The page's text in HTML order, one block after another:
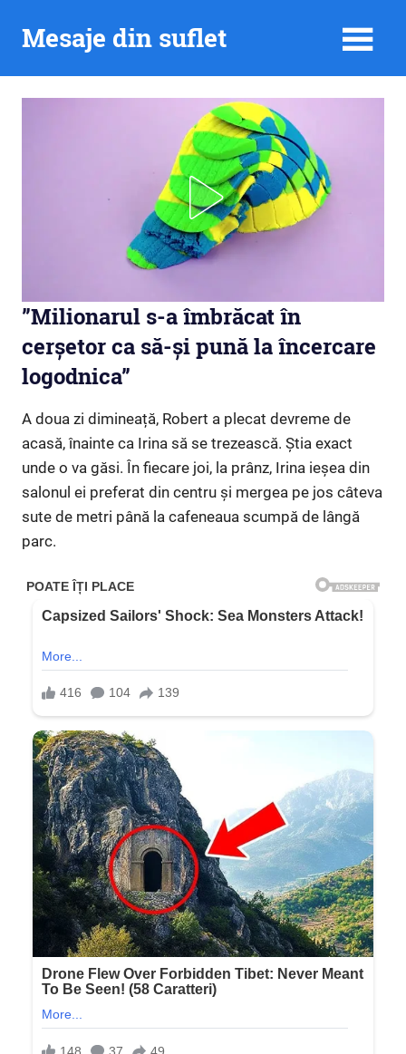
Mesaje din suflet
”Milionarul s-a îmbrăcat în
cerșetor ca să-și pună la încercare
logodnica”
A doua zi dimineață, Robert a plecat devreme de
acasă, înainte ca Irina să se trezească. Știa exact
unde o va găsi. În fiecare joi, la prânz, Irina ieșea din
salonul ei preferat din centru și mergea pe jos câteva
sute de metri până la cafeneaua scumpă de lângă
parc.